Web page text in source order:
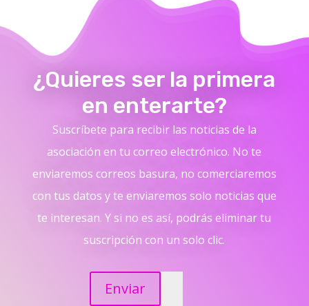
¿Quieres ser la primera
en enterarte?
Suscríbete para recibir las noticias de la
asociación en tu correo electrónico. No te
enviaremos correos basura, no comerciaremos
con tus datos y te enviaremos solo noticias que
te interesan. Y si no es así, podrás eliminar tu
suscripción con un solo clic.
Enviar